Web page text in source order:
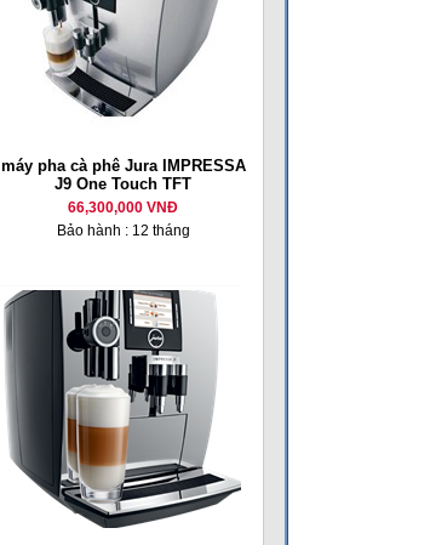
máy pha cà phê Jura IMPRESSA
J9 One Touch TFT
66,300,000 VNĐ
Bảo hành : 12 tháng